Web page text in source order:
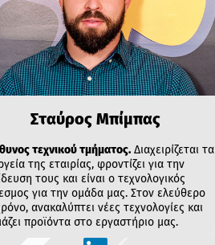
Σταύρος Μπίμπας
τεχνικού τμήματος. Διαχειρίζεται τα
της εταιρίας, φροντίζει για την
τους και είναι ο τεχνολογικός
για την ομάδα μας. Στον ελεύθερο
ανακαλύπτει νέες τεχνολογίες και
προϊόντα στο εργαστήριο μας.